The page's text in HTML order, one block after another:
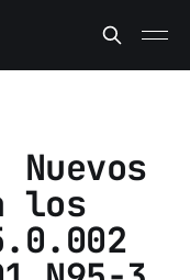
los